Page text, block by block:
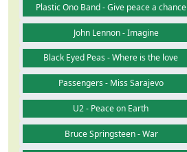
Plastic Ono Band - Give peace a chance
John Lennon - Imagine
Black Eyed Peas - Where is the love
Passengers - Miss Sarajevo
U2 - Peace on Earth
Bruce Springsteen - War